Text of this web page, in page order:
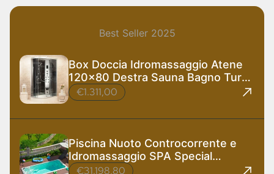
Best Seller 2025
Box Doccia Idromassaggio Atene
120x80 Destra Sauna Bagno Turco
e Ozono
€1.311,00
Piscina Nuoto Controcorrente e
Idromassaggio SPA Special
585x220 cm
€31.198,80